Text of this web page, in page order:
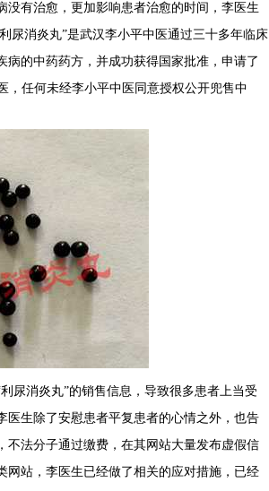
有治愈，更加影响患者治愈的时间，李医生
尿消炎丸”是武汉李小平中医通过三十多年临床
的中药药方，并成功获得国家批准，申请了
，任何未经李小平中医同意授权公开兜售中
消炎丸”的销售信息，导致很多患者上当受
生除了安慰患者平复患者的心情之外，也告
法分子通过缴费，在其网站大量发布虚假信
站，李医生已经做了相关的应对措施，已经